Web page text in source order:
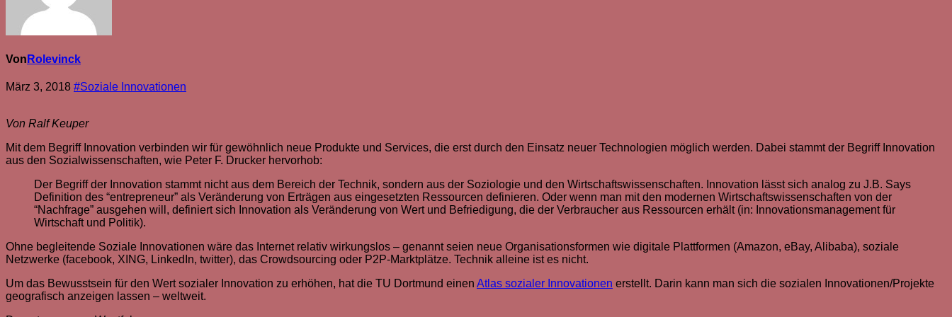
Von Rolevinck
März 3, 2018 #Soziale Innovationen
Von Ralf Keuper
Mit dem Begriff Innovation verbinden wir für gewöhnlich neue Produkte und Services, die erst durch den Einsatz neuer Technologien möglich werden. Dabei stammt der Begriff Innovation
aus den Sozialwissenschaften, wie Peter F. Drucker hervorhob:
Der Begriff der Innovation stammt nicht aus dem Bereich der Technik, sondern aus der Soziologie und den Wirtschaftswissenschaften. Innovation lässt sich analog zu J.B. Says
Definition des “entrepreneur” als Veränderung von Erträgen aus eingesetzten Ressourcen definieren. Oder wenn man mit den modernen Wirtschaftswissenschaften von der
“Nachfrage” ausgehen will, definiert sich Innovation als Veränderung von Wert und Befriedigung, die der Verbraucher aus Ressourcen erhält (in: Innovationsmanagement für
Wirtschaft und Politik).
Ohne begleitende Soziale Innovationen wäre das Internet relativ wirkungslos – genannt seien neue Organisationsformen wie digitale Plattformen (Amazon, eBay, Alibaba), soziale
Netzwerke (facebook, XING, LinkedIn, twitter), das Crowdsourcing oder P2P-Marktplätze. Technik alleine ist es nicht.
Um das Bewusstsein für den Wert sozialer Innovation zu erhöhen, hat die TU Dortmund einen Atlas sozialer Innovationen erstellt. Darin kann man sich die sozialen Innovationen/Projekte
geografisch anzeigen lassen – weltweit.